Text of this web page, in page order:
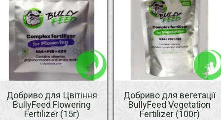
Добриво для Цвітіння
BullyFeed Flowering
Fertilizer (15г)
Добриво для вегетації
BullyFeed Vegetation
Fertilizer (100г)